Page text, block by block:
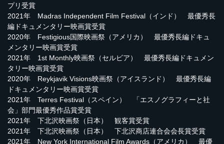
プリ受賞
2021年 Madras Independent Film Festival（インド） 最優秀長
編ドキュメンタリー映画賞受賞
2020年 Festigious国際映画祭（アメリカ） 最優秀長編ドキュ
メンタリー映画賞受賞
2021年 1st Monthly映画祭（セルビア） 最優秀長編ドキュメン
タリー映画賞受賞
2020年 Reykjavik Visions映画祭（アイスランド） 最優秀長編
ドキュメンタリー映画賞受賞
2021年 Terres Festival（スペイン） 「エスノグラフィーと社
会」部門最優秀作品賞受賞
2021年 下北沢映画祭（日本） 観客賞受賞
2021年 下北沢映画祭（日本） 下北沢商店連合会会長賞受賞
2021年 New York International Film Awards（アメリカ） 最優